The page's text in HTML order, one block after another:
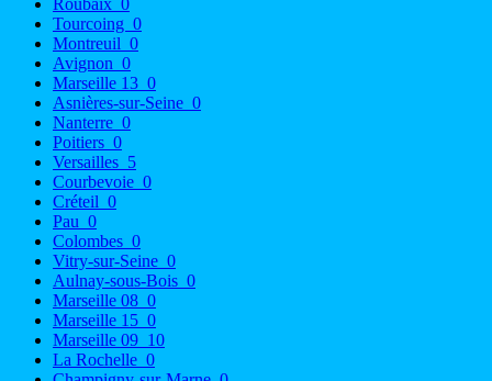
Tourcoing 0
Montreuil 0
Avignon 0
Marseille 13 0
Asnières-sur-Seine 0
Nanterre 0
Poitiers 0
Versailles 5
Courbevoie 0
Créteil 0
Pau 0
Colombes 0
Vitry-sur-Seine 0
Aulnay-sous-Bois 0
Marseille 08 0
Marseille 15 0
Marseille 09 10
La Rochelle 0